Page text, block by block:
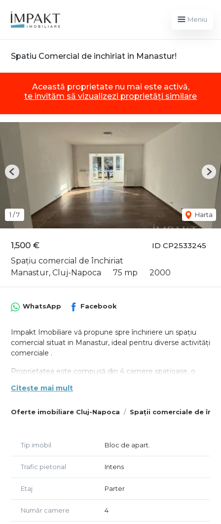
Meniu
Spatiu Comercial de inchiriat in Manastur!
Această proprietate nu mai este activă,
te invităm să vizualizezi proprietăți similare
ID CP2533245
1,500 €
Spațiu comercial de închiriat
Manastur, Cluj-Napoca
75 mp 2000
1 /7 Harta
Previous
Oferte imobiliare Cluj-Napoca Spații comerciale de
WhatsApp Facebook
Impakt Imobiliare vă propune spre închiriere un spațiu
comercial situat in Manastur, ideal pentru diverse activități
comerciale .
Proprietatea este compusă din 4 camere spațioase, o
beneficiază de acces direct din stradă, ceea ce asigură
✅ Compartimentare eficientă
✅ Disponibil imediat
Pentru mai multe informații și programarea unei vizionări,
vă rugăm să ne contactați telefonic.
Citește mai mult
Tip imobil Bloc de apart.
Trafic pietonal Intens
Etaj Parter
Număr camere 4